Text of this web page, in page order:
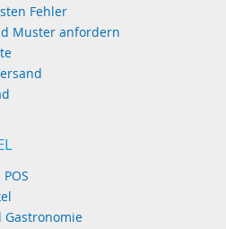
Fehler
Muster anfordern
Gastronomie